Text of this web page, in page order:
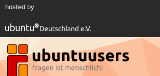
hosted by